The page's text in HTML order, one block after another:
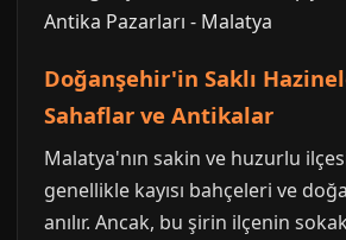
Doğanşehir'in Saklı
Sahaflar ve Antikalar
Malatya'nın sakin ve huzurlu
genellikle kayısı bahçeleri ve
anılır. Ancak, bu şirin ilçenin